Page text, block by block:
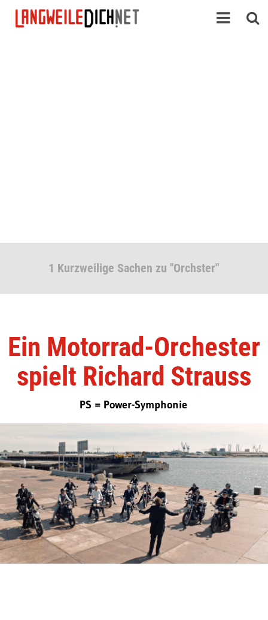
1 Kurzweilige Sachen zu "Orchster"
Ein Motorrad-Orchester
spielt Richard Strauss
PS = Power-Symphonie